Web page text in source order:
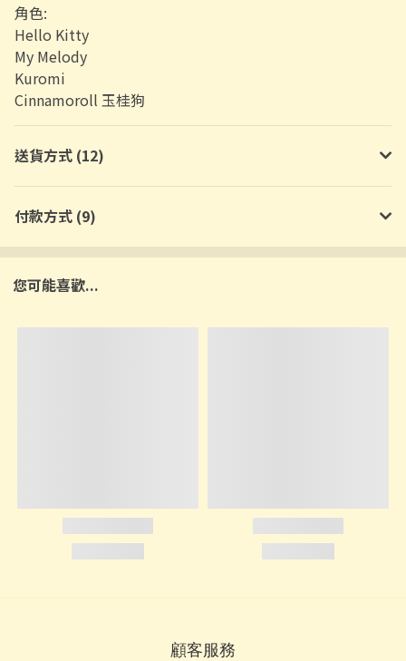
角色:
Hello Kitty
My Melody
Kuromi
Cinnamoroll 玉桂狗
送貨方式 (12)
付款方式 (9)
您可能喜歡...
顧客服務